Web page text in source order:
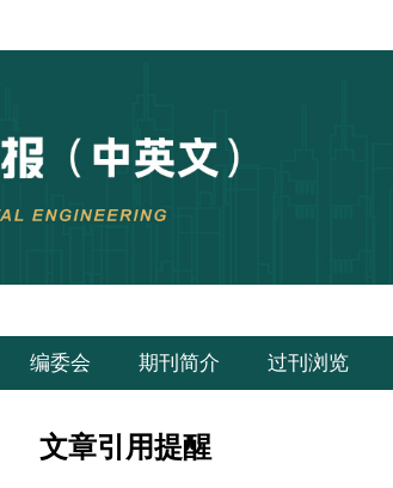
编委会 期刊简介 过刊浏览
文章引用提醒